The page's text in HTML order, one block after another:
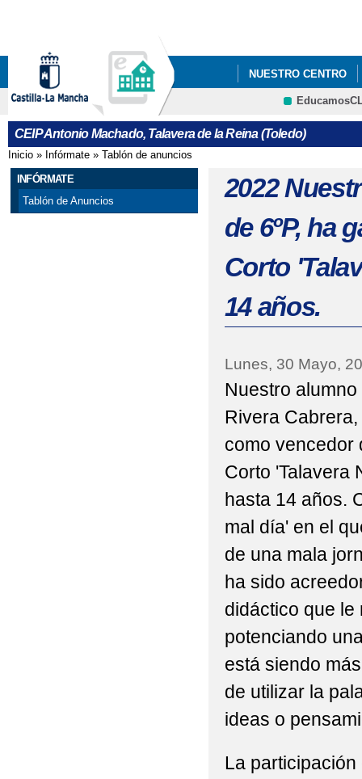
NUESTRO CENTRO
"LOS GOYA DEL
2021_
2022 JUEGO
CENTROS
2022 ' JORNADA
2022
2022 VISITA DE 3ºP
2022 'ACTIVIDAD
2022 'CEIP BILINGÜE
2022 'DÍA DE LA
2022
2022 'MONDILLAS'
EXCMO.
2022 'MONDILLAS'
2022 'NUESTRA
2022 'RAQUETAS
2022 'ST PATRICK '
CRFP
CEIP Antonio Machado, Talavera de la Reina (Toledo)
Se encuentra usted aquí
Inicio » Infórmate » Tablón de anuncios
INFÓRMATE
Tablón de Anuncios
2022
de 6ºP, ha
Corto
14 años.
Lunes, 30 Mayo,
Nuestro alumno
Rivera
como vencedor
Corto 'Talavera
hasta 14 años.
mal día' en el
de una mala
ha sido
didáctico que le
potenciando
está siendo
de utilizar la
ideas o
La participación